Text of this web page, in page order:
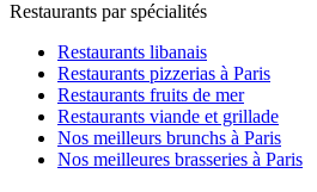
Restaurants par spécialités
Restaurants libanais
Restaurants pizzerias à Paris
Restaurants fruits de mer
Restaurants viande et grillade
Nos meilleurs brunchs à Paris
Nos meilleures brasseries à Paris